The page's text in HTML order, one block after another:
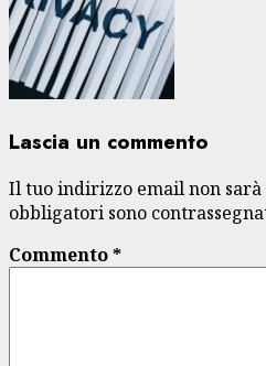
Lascia un commento
Il tuo indirizzo email non
obbligatori sono
Commento*